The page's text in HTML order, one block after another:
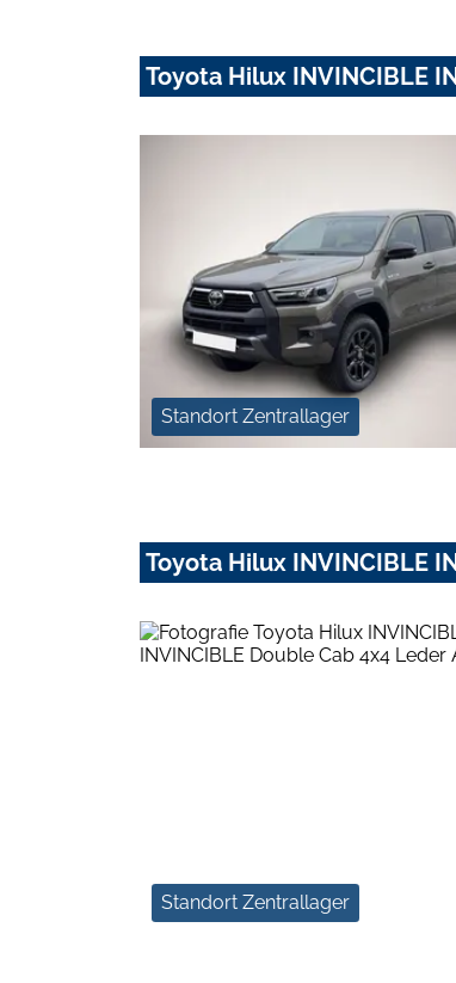
Toyota Hilux INVINCIBLE
Standort Zentrallager
Toyota Hilux INVINCIBLE
Standort Zentrallager